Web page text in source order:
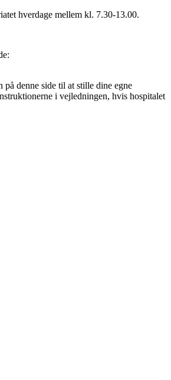
hverdage mellem kl. 7.30-13.00.
denne side til at stille dine egne
i vejledningen, hvis hospitalet